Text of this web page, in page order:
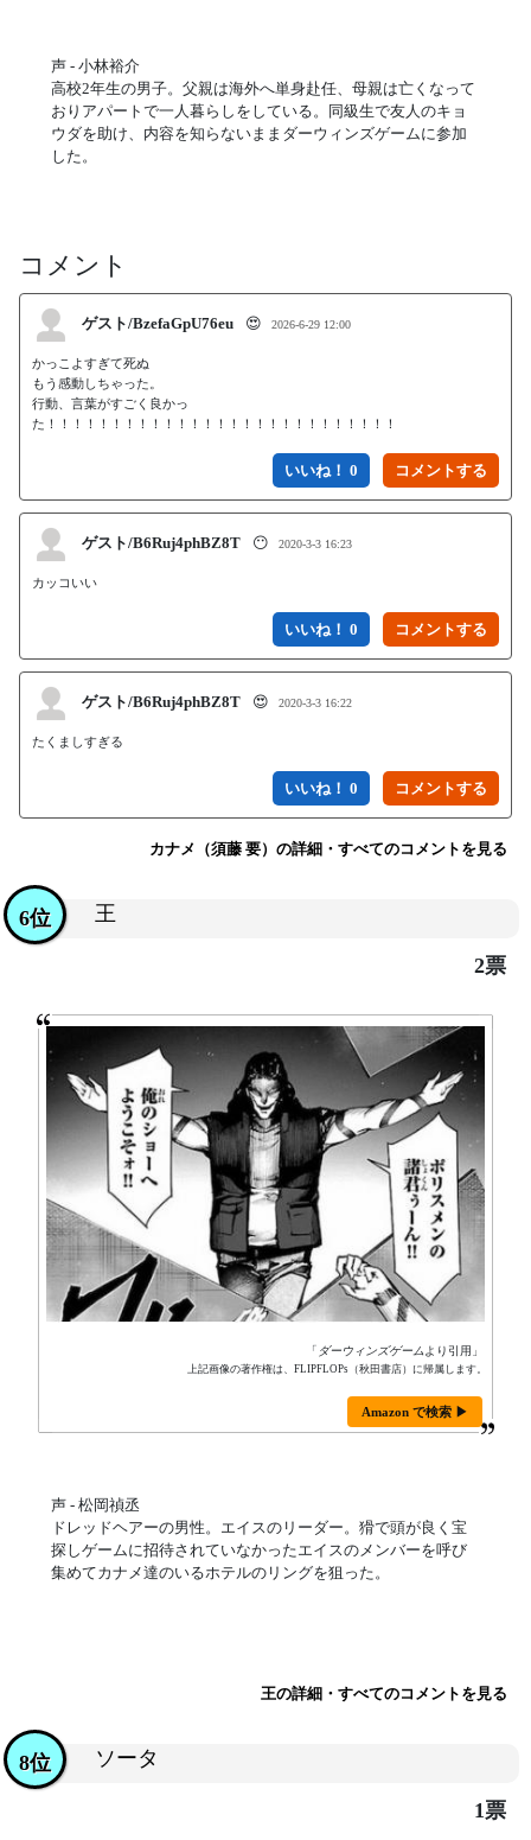
声 - 小林裕介
高校2年生の男子。父親は海外へ単身赴任、母親は亡くなって
おりアパートで一人暮らしをしている。同級生で友人のキョ
ウダを助け、内容を知らないままダーウィンズゲームに参加
した。
コメント
ゲスト/BzefaGpU76eu 😍 2026-6-29 12:00
かっこよすぎて死ぬ
もう感動しちゃった。
行動、言葉がすごく良かっ
た！！！！！！！！！！！！！！！！！！！！！！！！！！！
いいね！ 0
ゲスト/B6Ruj4phBZ8T 😶 2020-3-3 16:23
カッコいい
いいね！ 0
ゲスト/B6Ruj4phBZ8T 😍 2020-3-3 16:22
たくましすぎる
いいね！ 0
カナメ（須藤 要）の詳細・すべてのコメントを見る
王
6位
2票
「 ダーウィンズゲーム より引用」
上記画像の著作権は、FLIPFLOPs（秋田書店）に帰属します。
Amazon で検索 ▶
声 - 松岡禎丞
ドレッドヘアーの男性。エイスのリーダー。猾で頭が良く宝
探しゲームに招待されていなかったエイスのメンバーを呼び
集めてカナメ達のいるホテルのリングを狙った。
王の詳細・すべてのコメントを見る
ソータ
8位
1票